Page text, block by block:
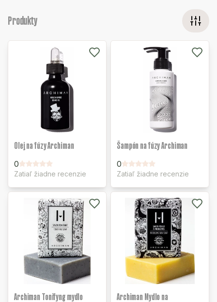
Produkty
Olej na fúzy Archiman
0
Zatiaľ žiadne recenzie
Šampón na fúzy Archiman
0
Zatiaľ žiadne recenzie
Archiman Tonifyng mydlo
Archiman Mydlo na